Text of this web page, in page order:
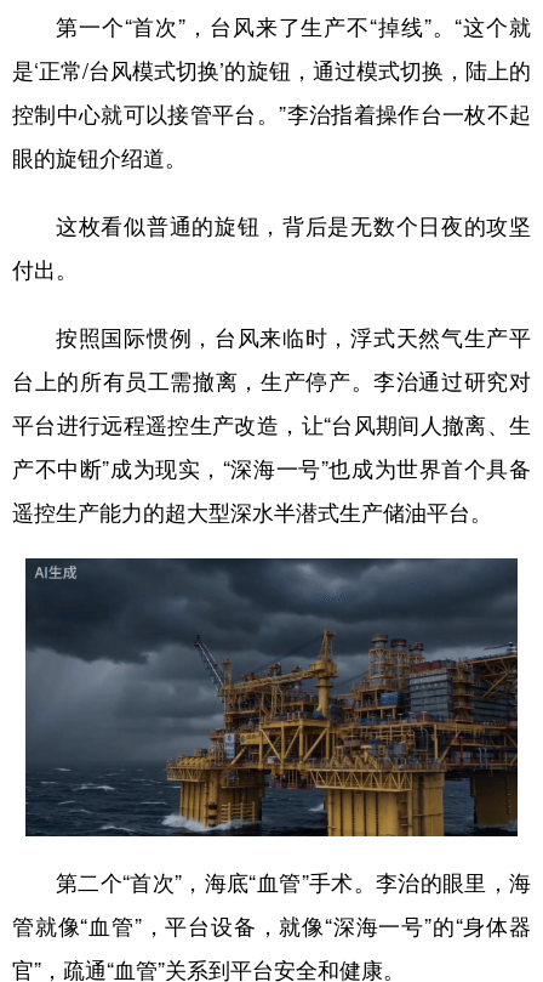
第一个“首次”，台风来了生产不“掉线”。“这个就
是‘正常/台风模式切换’的旋钮，通过模式切换，陆上的
控制中心就可以接管平台。”李治指着操作台一枚不起
眼的旋钮介绍道。
这枚看似普通的旋钮，背后是无数个日夜的攻坚
付出。
按照国际惯例，台风来临时，浮式天然气生产平
台上的所有员工需撤离，生产停产。李治通过研究对
平台进行远程遥控生产改造，让“台风期间人撤离、生
产不中断”成为现实，“深海一号”也成为世界首个具备
遥控生产能力的超大型深水半潜式生产储油平台。
第二个“首次”，海底“血管”手术。李治的眼里，海
管就像“血管”，平台设备，就像“深海一号”的“身体器
官”，疏通“血管”关系到平台安全和健康。